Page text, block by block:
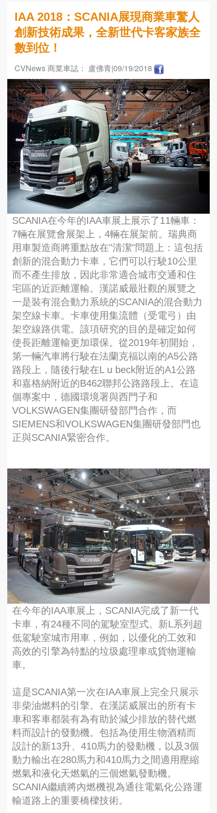
IAA 2018：SCANIA展現商業車驚人
創新技術成果，全新世代卡客家族全
數到位！
CVNews 商業車誌： 盧佛青|09/19/2018
SCANIA在今年的IAA車展上展示了11輛車：
7輛在展覽會展架上，4輛在展架前。瑞典商
用車製造商將重點放在"清潔"問題上：這包括
創新的混合動力卡車，它們可以行駛10公里
而不產生排放，因此非常適合城市交通和住
宅區的近距離運輸。漢諾威最壯觀的展覽之
一是裝有混合動力系統的SCANIA的混合動力
架空線卡車。卡車使用集流體（受電弓）由
架空線路供電。該項研究的目的是確定如何
使長距離運輸更加環保。從2019年初開始，
第一輛汽車將行駛在法蘭克福以南的A5公路
路段上，隨後行駛在L u beck附近的A1公路
和嘉格納附近的B462聯邦公路路段上。在這
個專案中，德國環境署與西門子和
VOLKSWAGEN集團研發部門合作，而
SIEMENS和VOLKSWAGEN集團研發部門也
正與SCANIA緊密合作。
在今年的IAA車展上，SCANIA完成了新一代
卡車，有24種不同的駕駛室型式。新L系列超
低駕駛室城市用車，例如，以優化的工效和
高效的引擎為特點的垃圾處理車或貨物運輸
車。
這是SCANIA第一次在IAA車展上完全只展示
非柴油燃料的引擎。在漢諾威展出的所有卡
車和客車都裝有為有助於減少排放的替代燃
料而設計的發動機。包括為使用生物酒精而
設計的新13升、410馬力的發動機，以及3個
動力輸出在280馬力和410馬力之間適用壓縮
燃氣和液化天燃氣的三個燃氣發動機。
SCANIA繼續將內燃機視為通往電氣化公路運
輸道路上的重要橋樑技術。